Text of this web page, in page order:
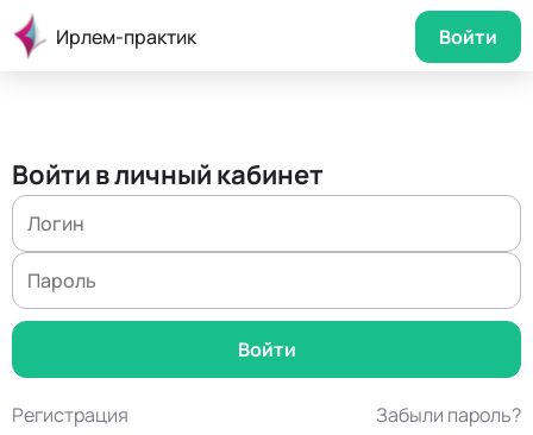
Ирлем-практик Войти
Войти в личный кабинет
Регистрация Забыли пароль?